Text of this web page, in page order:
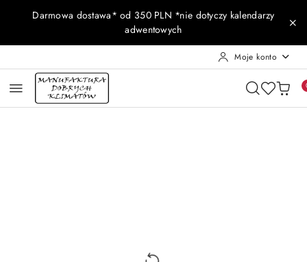
Przejdź do treści głównej
Przejdź do wyszukiwarki
Przejdź do moje konto
Przejdź do menu głównego
Przejdź do opisu produktu
Przejdź do stopki
Darmowa dostawa* od 350 PLN *nie dotyczy kalendarzy
adwentowych
Moje konto